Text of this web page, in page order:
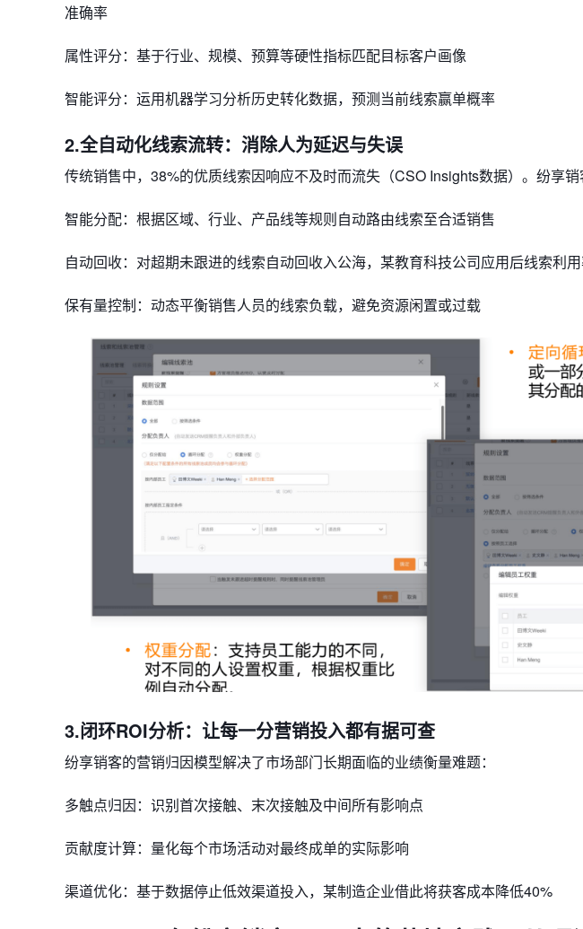
准确率
​​属性评分​​：基于行业、规模、预算等硬性指标匹配目标客户画像
​​智能评分​​：运用机器学习分析历史转化数据，预测当前线索赢单概率
2.全自动化线索流转：消除人为延迟与失误
传统销售中，​​38%的优质线索​​因响应不及时而流失（CSO Insights数据）。纷享销
​​智能分配​​：根据区域、行业、产品线等规则自动路由线索至合适销售
自动回收​​：对超期未跟进的线索自动回收入公海，某教育科技公司应用后线索利
​​保有量控制​​：动态平衡销售人员的线索负载，避免资源闲置或过载
3.闭环ROI分析：让每一分营销投入都有据可查
纷享销客的​​营销归因模型​​解决了市场部门长期面临的业绩衡量难题：
​​多触点归因​​：识别首次接触、末次接触及中间所有影响点
​​贡献度计算​​：量化每个市场活动对最终成单的实际影响
​​渠道优化​​：基于数据停止低效渠道投入，某制造企业借此将获客成本降低40%